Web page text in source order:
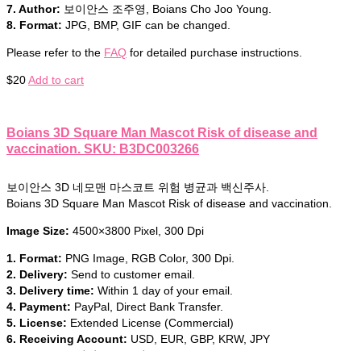
7. Author: 보이안스 조주영, Boians Cho Joo Young.
8. Format: JPG, BMP, GIF can be changed.
Please refer to the FAQ for detailed purchase instructions.
$20Add to cart
Boians 3D Square Man Mascot Risk of disease and
vaccination. SKU: B3DC003266
보이안스 3D 네모맨 마스코트 위험 병균과 백신주사.
Boians 3D Square Man Mascot Risk of disease and vaccination.
Image Size: 4500×3800 Pixel, 300 Dpi
1. Format: PNG Image, RGB Color, 300 Dpi.
2. Delivery: Send to customer email.
3. Delivery time: Within 1 day of your email.
4. Payment: PayPal, Direct Bank Transfer.
5. License: Extended License (Commercial)
6. Receiving Account: USD, EUR, GBP, KRW, JPY